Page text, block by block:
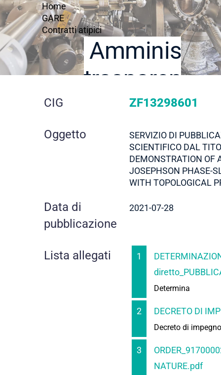
Home
GARE
Contratti atipici
trasparente
dettaglio
gara
CIG ZF13298601
Oggetto
SERVIZIO DI
SCIENTIFICO DAL
DEMONSTRATION OF
JOSEPHSON PHASE-
WITH TOPOLOGICAL
Data di
pubblicazione
2021-07-28
Lista allegati 1
Determina
2 DECRETO DI
Decreto di impegno
3
NATURE.pdf